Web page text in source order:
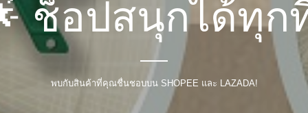
ช็อปสนุกได้ทุก
พบกับสินค้าที่คุณชื่นชอบบน SHOPEE และ LAZADA!